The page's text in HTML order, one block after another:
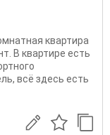
квартира
В квартире есть
всё здесь есть